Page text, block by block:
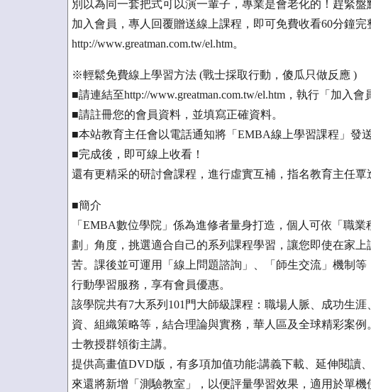
別以為同一套把式可以演一輩子，專業是會老化的！趕緊盤
加入會員，專人回覆贈送線上課程，即可免費收看60分鐘
http://www.greatman.com.tw/el.htm。
※輕鬆免費線上學習方法 (戰士採取行動，傻瓜只做反應 )
■請連結至http://www.greatman.com.tw/el.htm，執行「加入會
■請註冊您的會員資料，並填寫正確資料。
■本站教育主任會以電話通知將「EMBA線上學習課程」發
■完成後，即可線上收看！
還有更精采的研討會課程，進行虛實互補，指名教育主任覃
■簡介
「EMBA數位學院」係為進修者量身打造，個人可依「職
劃」角度，挑選適合自己的系列課程學習，讓您即使在家
苦。課後並可運用「線上問題諮詢」、「師生交流」機制
行動學習服務，享有會員優惠。
該學院共有7大系列101門大師級課程：職場人脈、成功生
資、組織策略等，結合理論與實務，華人區及全球精彩案
士教授群領銜主講。
提供高畫值DVD版，有多項加值功能:講義下載、延伸閱讀
來還將新增「測驗教室」，以便評量學習效果，適用於單